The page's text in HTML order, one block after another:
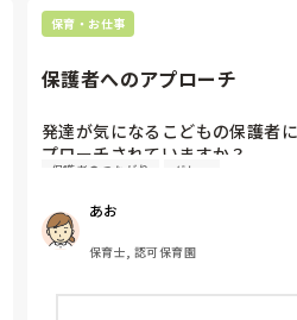
保育・お仕事
保護者へのアプローチ
発達が気になるこどもの保護者
プローチされていますか？
担任と主任もしくは園長が保護
あれば、園側からは何もアプロ
す。
勤務先ではいかがですか？
保護者のつながり グレー
あお
保育士, 認可保育園